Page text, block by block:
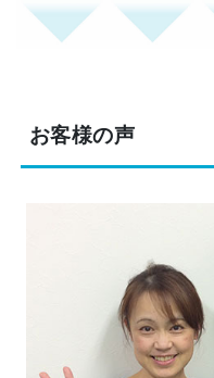
お客様の声